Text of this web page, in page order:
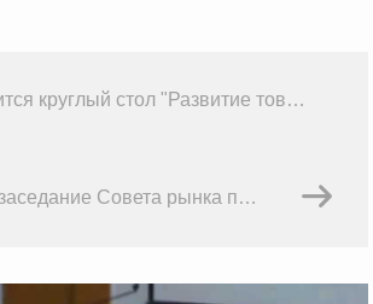
Состоится круглый стол "Развитие товарного рынка РФ: по каким векторам двигаться?"
Состоится заседание Совета рынка при НП РТС